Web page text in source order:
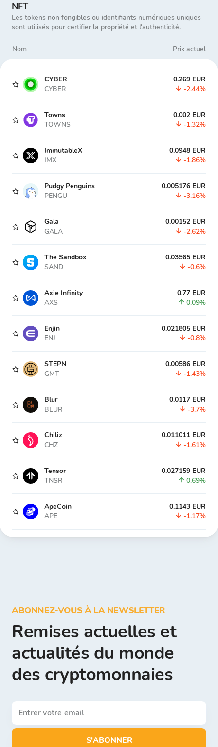
NFT
Les tokens non fongibles ou identifiants numériques uniques
sont utilisés pour certifier la propriété et l'authenticité.
Nom Prix actuel
CYBER
CYBER
0.269 EUR
-2.44%
Towns
TOWNS
0.002 EUR
-1.32%
ImmutableX
IMX
0.0948 EUR
-1.86%
Pudgy Penguins
PENGU
0.005176 EUR
-3.16%
Gala
GALA
0.00152 EUR
-2.62%
The Sandbox
SAND
0.03565 EUR
-0.6%
Axie Infinity
AXS
0.77 EUR
0.09%
Enjin
ENJ
0.021805 EUR
-0.8%
STEPN
GMT
0.00586 EUR
-1.43%
Blur
BLUR
0.0117 EUR
-3.7%
Chiliz
CHZ
0.011011 EUR
-1.61%
Tensor
TNSR
0.027159 EUR
0.69%
ApeCoin
APE
0.1143 EUR
-1.17%
ABONNEZ-VOUS À LA NEWSLETTER
Remises actuelles et
actualités du monde
des cryptomonnaies
S'ABONNER